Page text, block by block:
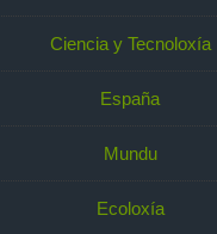
Ciencia y Tecnoloxía
España
Mundu
Ecoloxía